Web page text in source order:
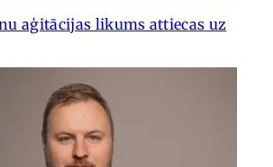
aģitācijas likums attiecas uz